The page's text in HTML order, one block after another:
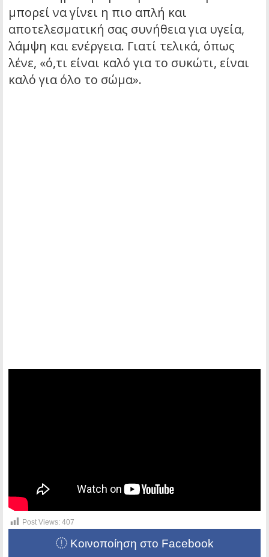
μπορεί να γίνει η πιο απλή και
αποτελεσματική σας συνήθεια για υγεία,
λάμψη και ενέργεια. Γιατί τελικά, όπως
λένε, «ό,τι είναι καλό για το συκώτι, είναι
καλό για όλο το σώμα».
Post Views: 407
Κοινοποίηση στο Facebook